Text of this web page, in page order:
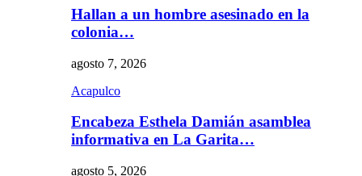
Hallan a un hombre asesinado en la
colonia…
agosto 7, 2026
Acapulco
Encabeza Esthela Damián asamblea
informativa en La Garita…
agosto 5, 2026